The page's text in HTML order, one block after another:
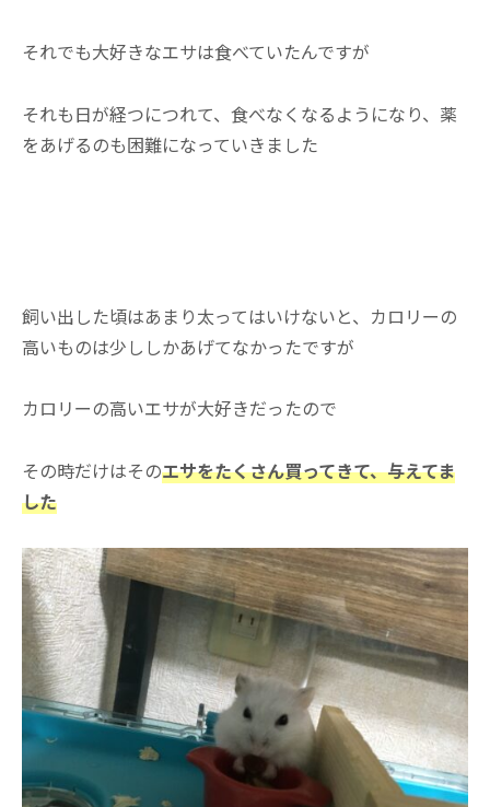
それでも大好きなエサは食べていたんですが
それも日が経つにつれて、食べなくなるようになり、薬
をあげるのも困難になっていきました
飼い出した頃はあまり太ってはいけないと、カロリーの
高いものは少ししかあげてなかったですが
カロリーの高いエサが大好きだったので
その時だけはそのエサをたくさん買ってきて、与えてま
した